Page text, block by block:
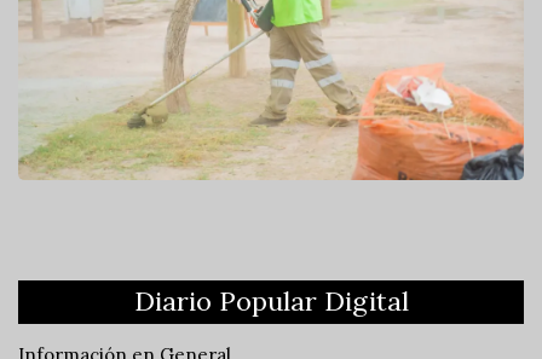
Diario Popular Digital